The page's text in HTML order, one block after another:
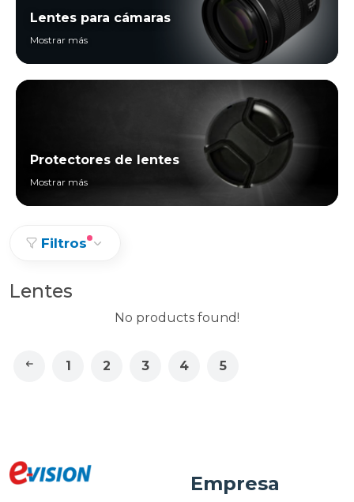
Lentes para cámaras
Mostrar más
Protectores de lentes
Mostrar más
Filtros
Lentes
No products found!
1 2 3 4 5
Empresa